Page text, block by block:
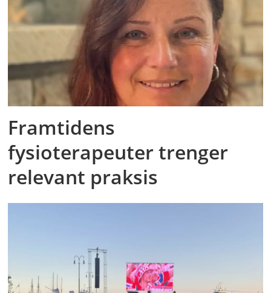
Framtidens
fysioterapeuter trenger
relevant praksis